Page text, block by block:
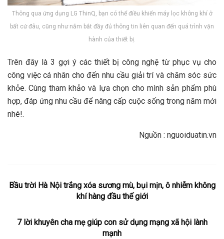
Thông qua ứng dụng LG ThinQ, bạn có thể điều khiển máy lọc không khí ở
bất cứ đâu, cũng như nắm bắt đầy đủ thông tin liên quan đến quá trình vận
hành của thiết bị.
Trên đây là 3 gợi ý các thiết bị công nghệ từ phục vụ cho
công việc cá nhân cho đến nhu cầu giải trí và chăm sóc sức
khỏe. Cùng tham khảo và lựa chọn cho mình sản phẩm phù
hợp, đáp ứng nhu cầu để nâng cấp cuộc sống trong năm mới
nhé!.
Nguồn : nguoiduatin.vn
Bầu trời Hà Nội trắng xóa sương mù, bụi mịn, ô nhiễm không
khí hàng đầu thế giới
7 lời khuyên cha mẹ giúp con sử dụng mạng xã hội lành
mạnh